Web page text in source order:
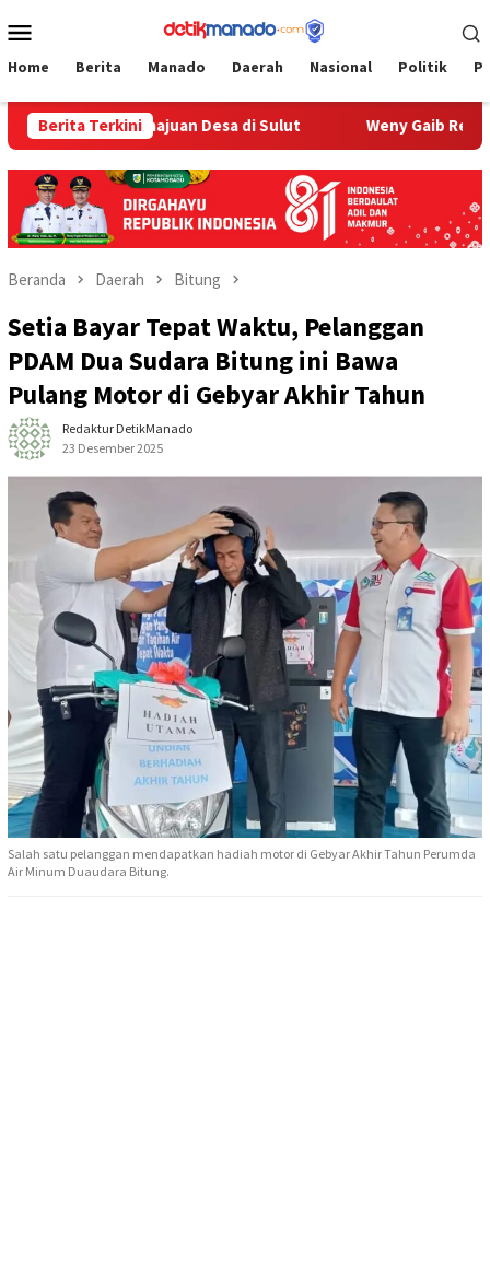
ke
Mobile
Home Berita Manado Daerah Nasional Politik
Berita Terkini
Kemajuan Desa di Sulut Weny Gaib Resmikan
Beranda Daerah Bitung
Setia Bayar Tepat Waktu, Pelanggan
PDAM Dua Sudara Bitung ini Bawa
Pulang Motor di Gebyar Akhir Tahun
Redaktur DetikManado
23 Desember 2025
Salah satu pelanggan mendapatkan hadiah motor di Gebyar Akhir Tahun Perumda
Air Minum Duaudara Bitung.